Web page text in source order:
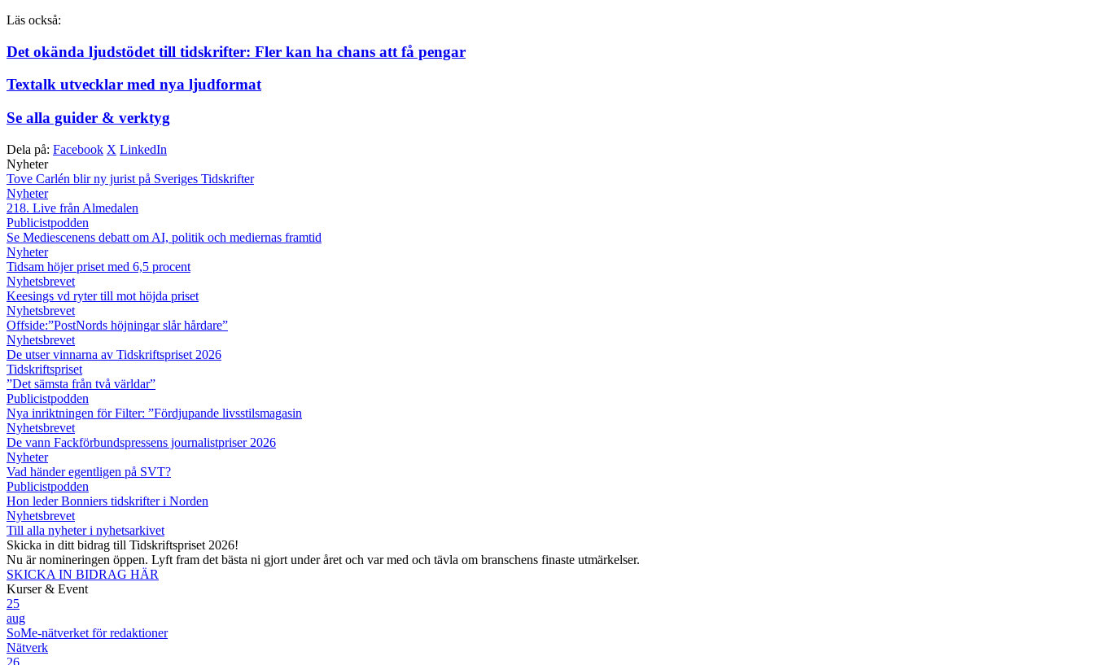
Läs också:
Det okända ljudstödet till tidskrifter: Fler kan ha chans att få pengar
Textalk utvecklar med nya ljudformat
Se alla guider & verktyg
Dela på: Facebook X LinkedIn
Nyheter
Tove Carlén blir ny jurist på Sveriges Tidskrifter
Nyheter
218. Live från Almedalen
Publicistpodden
Se Mediescenens debatt om AI, politik och mediernas framtid
Nyheter
Tidsam höjer priset med 6,5 procent
Nyhetsbrevet
Keesings vd ryter till mot höjda priset
Nyhetsbrevet
Offside:”PostNords höjningar slår hårdare”
Nyhetsbrevet
De utser vinnarna av Tidskriftspriset 2026
Tidskriftspriset
”Det sämsta från två världar”
Publicistpodden
Nya inriktningen för Filter: ”Fördjupande livsstilsmagasin
Nyhetsbrevet
De vann Fackförbundspressens journalistpriser 2026
Nyheter
Vad händer egentligen på SVT?
Publicistpodden
Hon leder Bonniers tidskrifter i Norden
Nyhetsbrevet
Till alla nyheter i nyhetsarkivet
Skicka in ditt bidrag till Tidskriftspriset 2026!
Nu är nomineringen öppen. Lyft fram det bästa ni gjort under året och var med och tävla om branschens finaste utmärkelser.
SKICKA IN BIDRAG HÄR
Kurser & Event
25
aug
SoMe-nätverket för redaktioner
Nätverk
26